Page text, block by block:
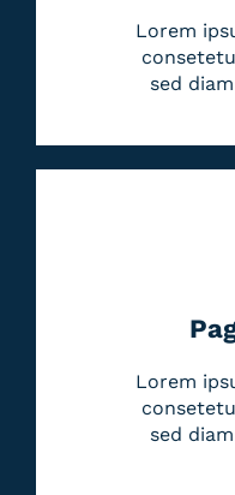
Lorem
sed
Lorem
sed